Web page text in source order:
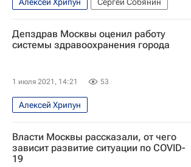
Щербинка
Москва
Новая Москва
Медучреждения
Депздрав Москвы оценил работу
системы здравоохранения города
1 июля 2021, 14:21 53
Алексей Хрипун
Распространение коронавируса
Москва
Здоровье - Общество
Коронавирус в России
Власти Москвы рассказали, от чего
зависит развитие ситуации по COVID-
19